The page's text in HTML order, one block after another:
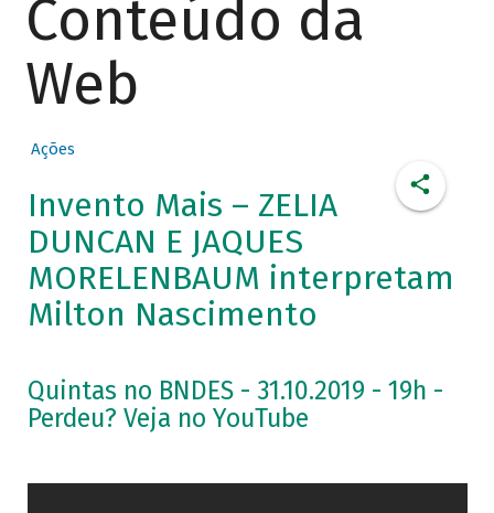
Conteúdo da
Web
Ações
Invento Mais – ZELIA
DUNCAN E JAQUES
MORELENBAUM interpretam
Milton Nascimento
Quintas no BNDES - 31.10.2019 - 19h -
Perdeu? Veja no YouTube